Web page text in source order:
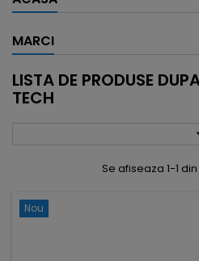
MARCI
LISTA DE PRODUSE
TECH
Se afiseaza 1-1
Nou